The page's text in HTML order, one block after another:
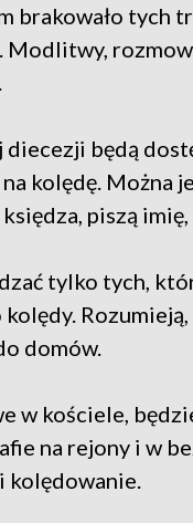
brakowało tych
Modlitwy,
diecezji będą
kolędę. Można
piszą
tylko tych,
domów.
w kościele,
na rejony i w